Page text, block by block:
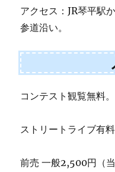
アクセス：JR琴平駅
参道沿い。
コンテスト観覧無料。
ストリートライブ有
前売 一般2,500円（